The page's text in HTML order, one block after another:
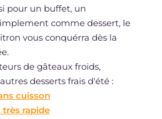
pour un buffet, un
comme dessert, le
vous conquérra dès la
de gâteaux froids,
desserts frais d'été :
cuisson
rapide